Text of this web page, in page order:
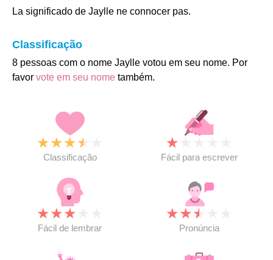
La significado de Jaylle ne connocer pas.
Classificação
8 pessoas com o nome Jaylle votou em seu nome. Por
favor vote em seu nome também.
★★★★
Classificação
★
Fácil para escrever
★★★
Fácil de lembrar
★★★
Pronúncia